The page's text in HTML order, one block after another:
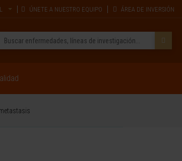
ÚNETE A NUESTRO EQUIPO ÁREA DE INVERSIÓN